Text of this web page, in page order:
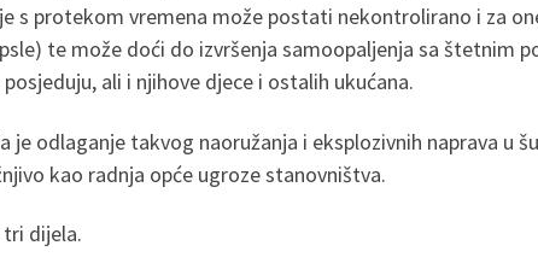
s protekom vremena može postati nekontrolirano i za
te može doći do izvršenja samoopaljenja sa štetnim
ali i njihove djece i ostalih ukućana.
odlaganje takvog naoružanja i eksplozivnih naprava u
kao radnja opće ugroze stanovništva.
dijela.